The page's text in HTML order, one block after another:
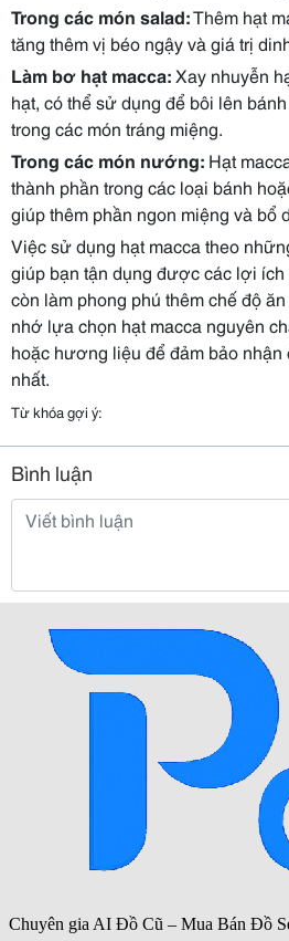
Trong các món salad:Thêm hạt
tăng thêm vị béo ngậy và giá trị
Làm bơ hạt macca:Xay nhuyễn
hạt, có thể sử dụng để bôi lên
trong các món tráng miệng.
Trong các món nướng: Hạt
thành phần trong các loại bánh
giúp thêm phần ngon miệng và bổ
Việc sử dụng hạt macca theo
giúp bạn tận dụng được các lợi ích
còn làm phong phú thêm chế độ
nhớ lựa chọn hạt macca nguyên
hoặc hương liệu để đảm bảo
nhất.
Từ khóa gợi ý:
Bình luận